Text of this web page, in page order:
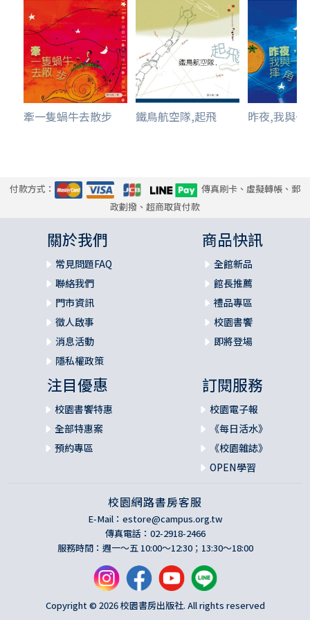
牽一隻蝸牛去散步 鐵鳥航空隊,起飛 昨夜,我與一
付款方式：
傳真刷卡、虛擬轉帳、郵
政劃撥、超商取貨付款
關於我們
常見問題FAQ
聯絡我們
門市資訊
徵人啟事
消息活動
隱私權政策
商品快訊
全館新品
館長推薦
禮品專區
校園書饗
即將登場
注目優惠
校園書饗特惠
全部特惠案
預約專區
訂閱服務
校園電子報
《每日活水》
《校園雜誌》
OPEN學習
校園網路書房客服
E-Mail： estore@campus.org.tw
傳真電話：02-2918-2466
服務時間：週一～五 10:00～12:30；13:30～18:00
Copyright © 2026 校園書房出版社. All rights reserved